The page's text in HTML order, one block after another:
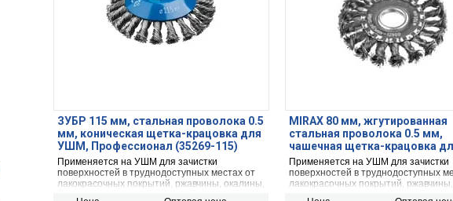
ЗУБР 115 мм, стальная проволока 0.5
мм, коническая щетка-крацовка для
УШМ, Профессионал (35269-115)
Применяется на УШМ для зачистки
поверхностей в труднодоступных местах от
лакокрасочных покрытий, ржавчины, окалины,
MIRAX 80 мм, жгутированная
стальная проволока 0.5 мм,
чашечная щетка-крацовка
(35104-080)
Применяется на УШМ для зачистки
поверхностей в труднодоступных
лакокрасочных покрытий,